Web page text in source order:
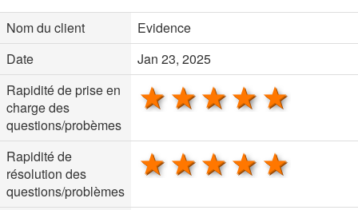
Nom du client
Evidence
Date
Jan 23, 2025
Rapidité de prise en
charge des
questions/probèmes
4 stars
3 stars
2 stars
1 star
Rapidité de
résolution des
questions/problèmes
4 stars
3 stars
2 stars
1 star